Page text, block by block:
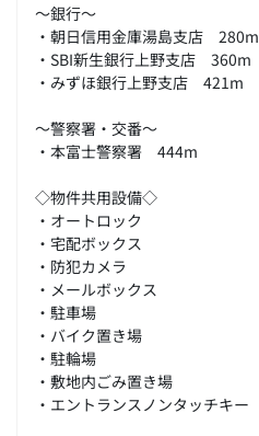
～銀行～
・朝日信用金庫湯島支店 280m
・SBI新生銀行上野支店 360m
・みずほ銀行上野支店 421m
～警察署・交番～
・本富士警察署 444m
◇物件共用設備◇
・オートロック
・宅配ボックス
・防犯カメラ
・メールボックス
・駐車場
・バイク置き場
・駐輪場
・敷地内ごみ置き場
・エントランスノンタッチキー